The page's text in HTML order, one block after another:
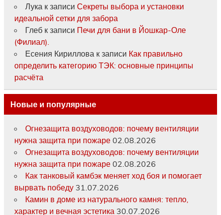
Лука к записи Секреты выбора и установки
идеальной сетки для забора
Глебк записи Печи для бани в Йошкар-Оле
(Филиал).
Есения Кириллова к записи Как правильно
определить категорию ТЭК: основные принципы
расчёта
Новые и популярные
Огнезащита воздуховодов: почему вентиляции
нужна защита при пожаре 02.08.2026
Огнезащита воздуховодов: почему вентиляции
нужна защита при пожаре 02.08.2026
Как танковый камбэк меняет ход боя и помогает
вырвать победу 31.07.2026
Камин в доме из натурального камня: тепло,
характер и вечная эстетика 30.07.2026